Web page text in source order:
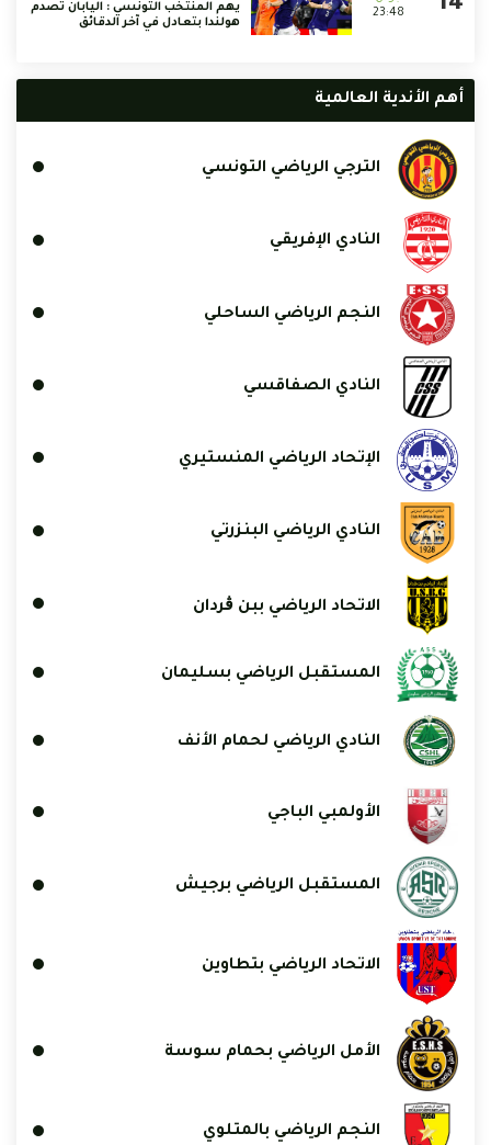
23:48
يهم المنتخب التونسي : اليابان تصدم
هولندا بتعادل في آخر الدقائق
أهم الأندية العالمية
الترجي الرياضي التونسي
النادي الإفريقي
النجم الرياضي الساحلي
النادي الصفاقسي
الإتحاد الرياضي المنستيري
النادي الرياضي البنزرتي
الاتحاد الرياضي ببن ڨردان
المستقبل الرياضي بسليمان
النادي الرياضي لحمام الأنف
الأولمبي الباجي
المستقبل الرياضي برجيش
الاتحاد الرياضي بتطاوين
الأمل الرياضي بحمام سوسة
النجم الرياضي بالمتلوي